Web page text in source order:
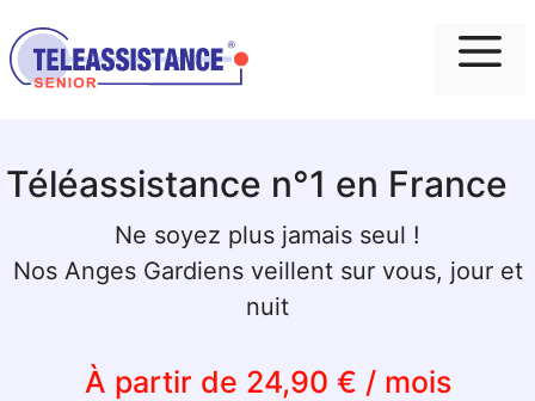
Téléassistance n°1 en France
Ne soyez plus jamais seul !
Nos Anges Gardiens veillent sur vous, jour et
nuit
À partir de 24,90 € / mois